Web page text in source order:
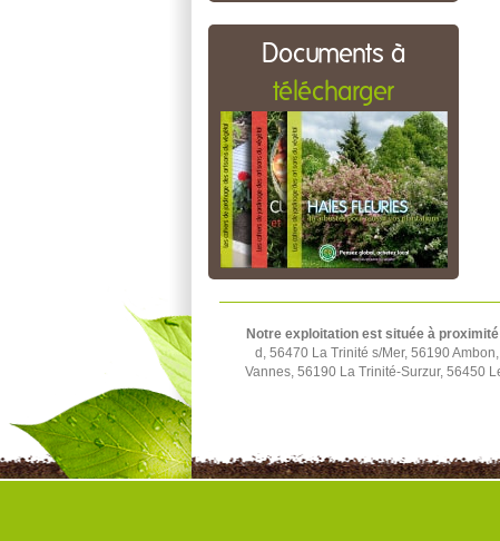
Documents à
télécharger
Notre exploitation est située à proximité
d, 56470 La Trinité s/Mer, 56190
Vannes, 56190 La Trinité-Surzur, 56450